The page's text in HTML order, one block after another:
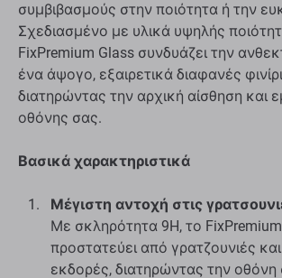
συμβιβασμούς στην ποιότητα ή την
Σχεδιασμένο με υλικά υψηλής
FixPremium Glass συνδυάζει την
ένα άψογο, εξαιρετικά διαφανές
διατηρώντας την αρχική αίσθηση και
οθόνης σας.
Βασικά χαρακτηριστικά
Μέγιστη αντοχή στις
Με σκληρότητα 9H, το
προστατεύει από γρατζουνιές
εκδορές, διατηρώντας την